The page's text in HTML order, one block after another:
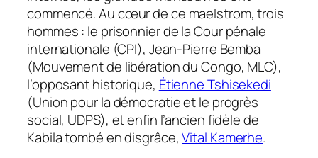
commencé. Au cœur de ce mael­strom, trois
hommes : le prisonnier de la Cour pénale
internationale (CPI), Jean-Pierre Bemba
(Mouvement de libération du Congo, MLC),
l’opposant historique, Étienne Tshisekedi
(Union pour la démocratie et le progrès
social, UDPS), et enfin l’ancien fidèle de
Kabila tombé en disgrâce,Vital Kamerhe.